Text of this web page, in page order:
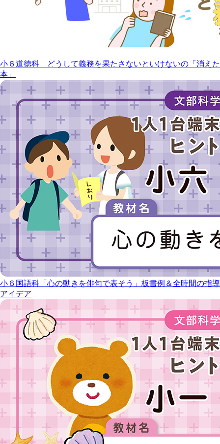
小６道徳科 どうして義務を果たさないといけないの「消えた
本」
小６国語科「心の動きを俳句で表そう」板書例＆全時間の指導
アイデア